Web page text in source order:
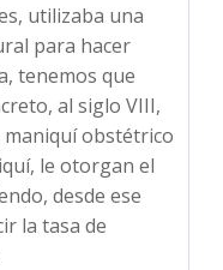
utilizaba una
para hacer
tenemos que
al siglo VIII,
obstétrico
le otorgan el
desde ese
la tasa de